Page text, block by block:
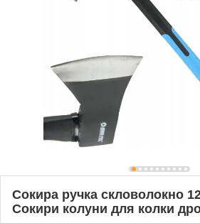
Сокира ручка скловолокно
Сокири колуни для колки